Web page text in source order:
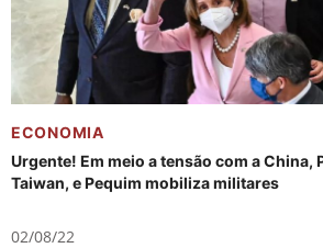
ECONOMIA
Urgente! Em meio a tensão com a China,
Taiwan, e Pequim mobiliza militares
02/08/22